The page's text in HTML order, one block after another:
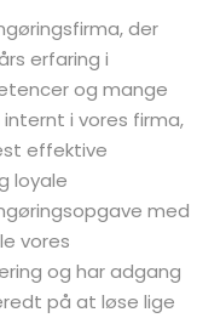
der
erfaring i
og mange
i vores firma,
effektive
loyale
med
vores
og har adgang
på at løse lige